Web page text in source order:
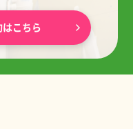
こちら